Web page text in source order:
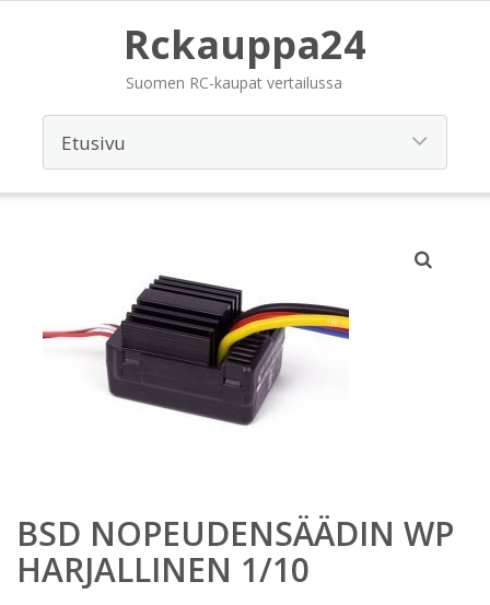
Rckauppa24
Suomen RC-kaupat vertailussa
BSD NOPEUDENSÄÄDIN WP
HARJALLINEN 1/10